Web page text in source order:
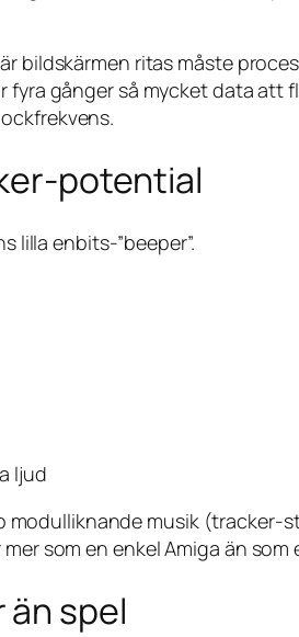
bildskärmen ritas måste
gånger så mycket data
potential
lilla enbits-”beeper”.
ljud
musik
som en enkel Amiga än som
än spel